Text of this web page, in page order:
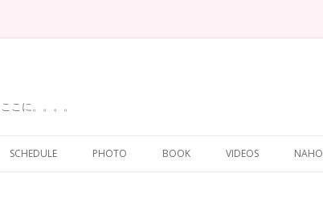
こに。。。。
SCHEDULE PHOTO BOOK VIDEOS NAHO